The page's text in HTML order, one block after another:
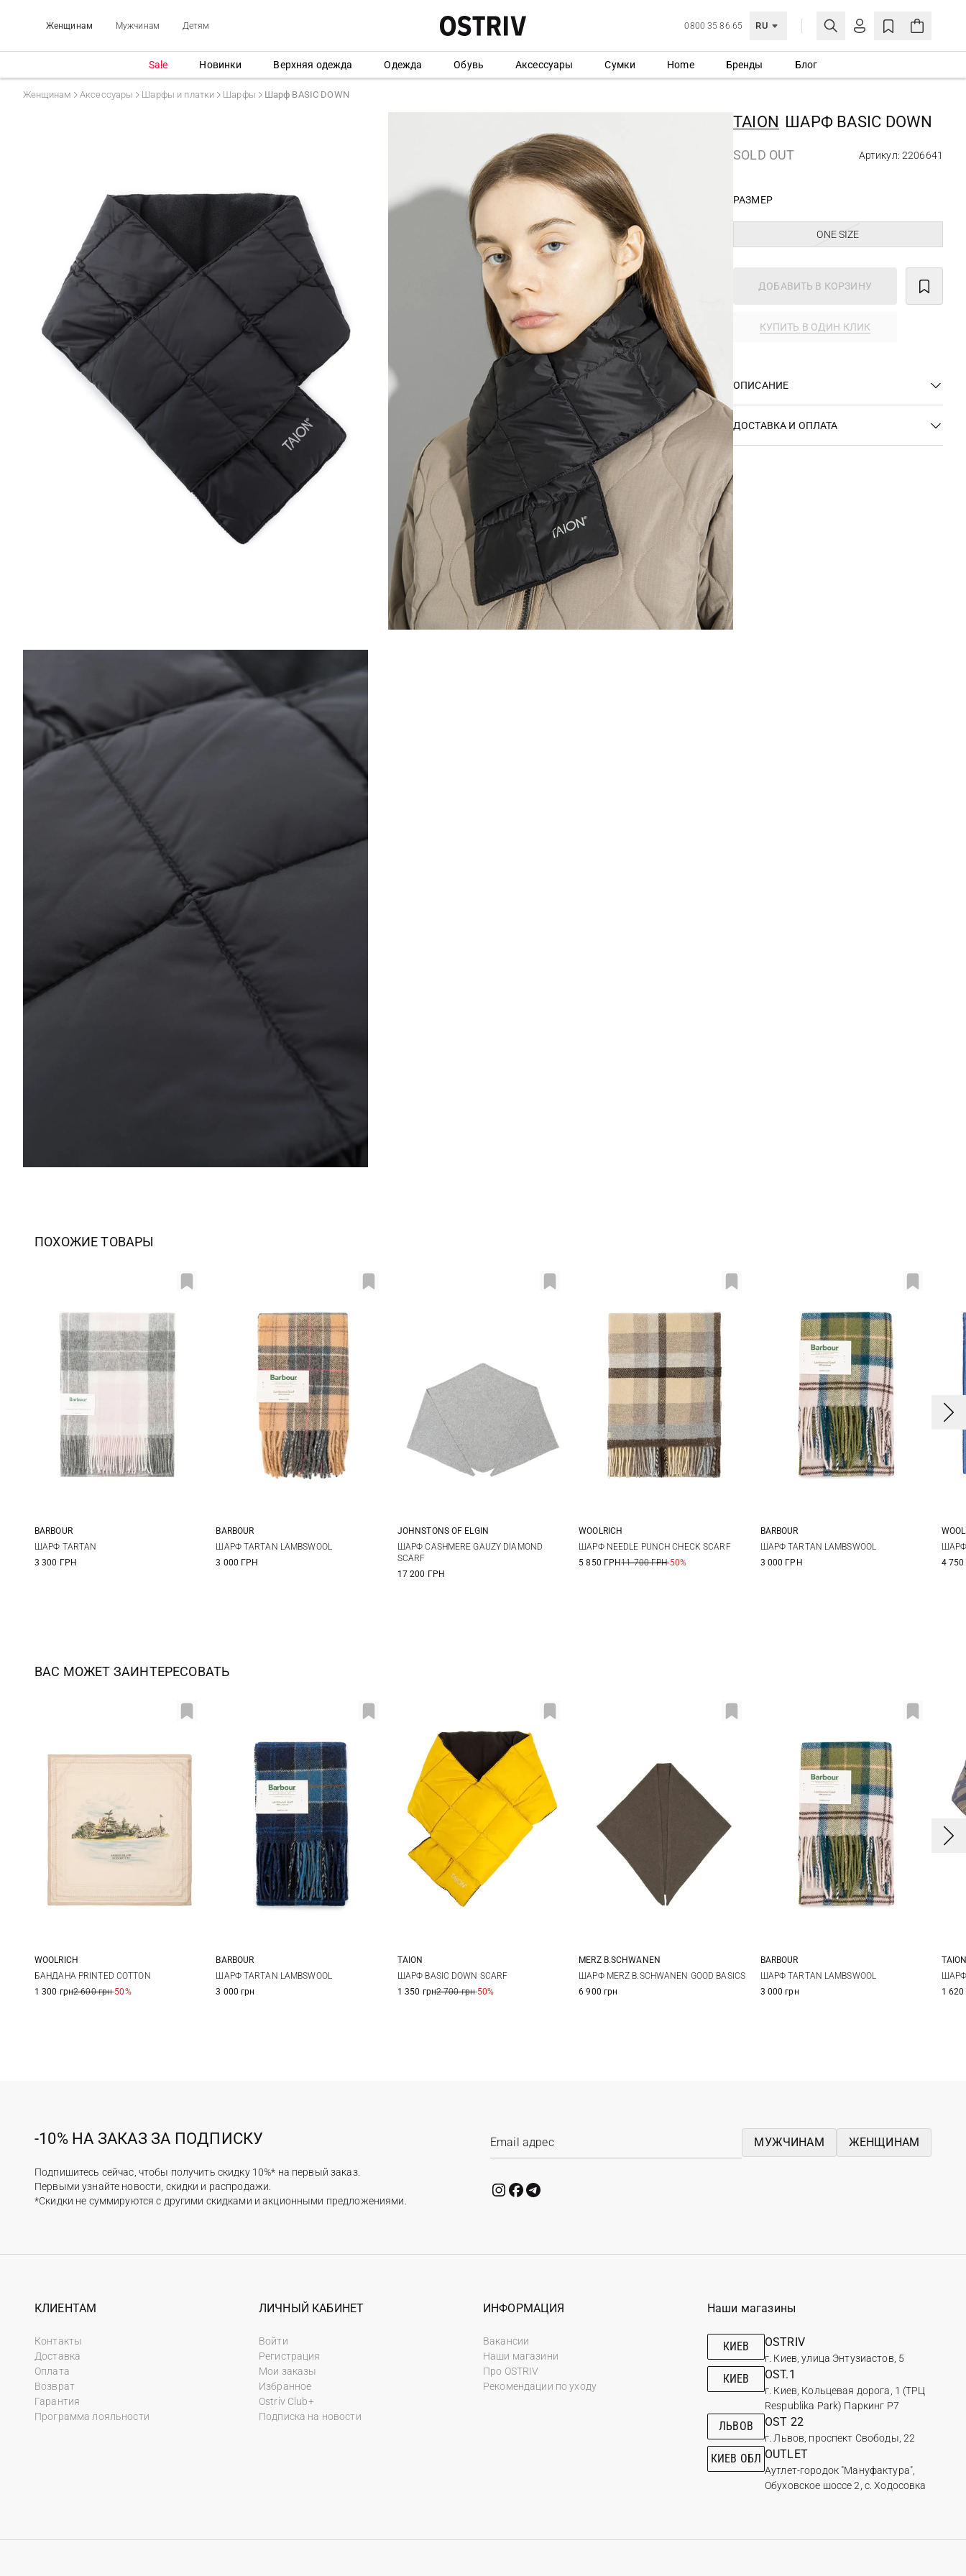
Женщинам Мужчинам Детям 0800 35 86 65 RU
ЛИЧНЫЙ КАБИНЕТ
СОЗДАТЬ УЧЕТНУЮ ЗАПИСЬ
Sale Новинки Верхняя одежда Одежда Обувь Аксессуары Сумки Home Бренды Блог
Женщинам Аксессуары Шарфы и платки Шарфы Шарф BASIC DOWN
TAION ШАРФ BASIC DOWN
SOLD OUT Артикул: 2206641
РАЗМЕР
ONE SIZE
ДОБАВИТЬ В КОРЗИНУ
КУПИТЬ В ОДИН КЛИК
ОПИСАНИЕ
ДОСТАВКА И ОПЛАТА
ПОХОЖИЕ ТОВАРЫ
BARBOUR
ШАРФ TARTAN
3 300 ГРН
One size
BARBOUR
ШАРФ TARTAN LAMBSWOOL
3 000 ГРН
One size
JOHNSTONS OF ELGIN
ШАРФ CASHMERE GAUZY DIAMOND
SCARF
17 200 ГРН
One size
WOOLRICH
ШАРФ NEEDLE PUNCH CHECK SCARF
5 850 ГРН11 700 ГРН-50%
One size
BARBOUR
ШАРФ TARTAN LAMBSWOOL
3 000 ГРН
ШАРФ
4
ВАС МОЖЕТ ЗАИНТЕРЕСОВАТЬ
One size
WOOLRICH
БАНДАНА PRINTED COTTON
1 300 грн2 600 грн-50%
One size
BARBOUR
ШАРФ TARTAN LAMBSWOOL
3 000 грн
One size
TAION
ШАРФ BASIC DOWN SCARF
1 350 грн2 700 грн-50%
One size
MERZ B.SCHWANEN
ШАРФ MERZ B.SCHWANEN GOOD BASICS
6 900 грн
One size
BARBOUR
ШАРФ TARTAN LAMBSWOOL
3 000 грн
ШАРФ
1 620
-10% НА ЗАКАЗ ЗА ПОДПИСКУ
Подпишитесь сейчас, чтобы получить скидку 10%* на первый заказ.
Первыми узнайте новости, скидки и распродажи.
*Скидки не суммируются с другими скидками и акционными предложениями.
МУЖЧИНАМ ЖЕНЩИНАМ
КЛИЕНТАМ
Контакты
Доставка
Оплата
Возврат
Гарантия
Программа лояльности
ЛИЧНЫЙ КАБИНЕТ
Войти
Регистрация
Мои заказы
Избранное
Ostriv Club+
Подписка на новости
ИНФОРМАЦИЯ
Вакансии
Наши магазини
Про OSTRIV
Рекомендации по уходу
Наши магазины
КИЕВ OSTRIV
г. Киев, улица Энтузиастов, 5
КИЕВ OST.1
г. Киев, Кольцевая дорога, 1 (ТРЦ
Respublika Park) Паркинг Р7
ЛЬВОВ OST 22
г. Львов, проспект Свободы, 22
КИЕВ ОБЛ OUTLET
Аутлет-городок "Мануфактура",
Обуховское шоссе 2, с. Ходосовка